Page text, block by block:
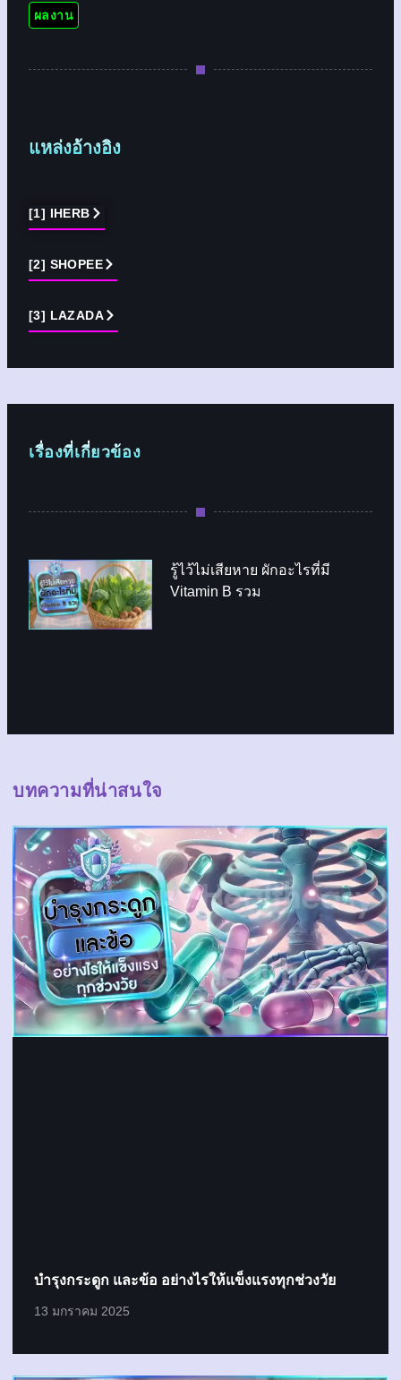
ผลงาน
แหล่งอ้างอิง
[1] IHERB
[2] SHOPEE
[3] LAZADA
เรื่องที่เกี่ยวข้อง
รู้ไว้ไม่เสียหาย ผักอะไรที่มี
Vitamin B รวม
บทความที่น่าสนใจ
บำรุงกระดูก และข้อ อย่างไรให้แข็งแรงทุกช่วงวัย
13 มกราคม 2025